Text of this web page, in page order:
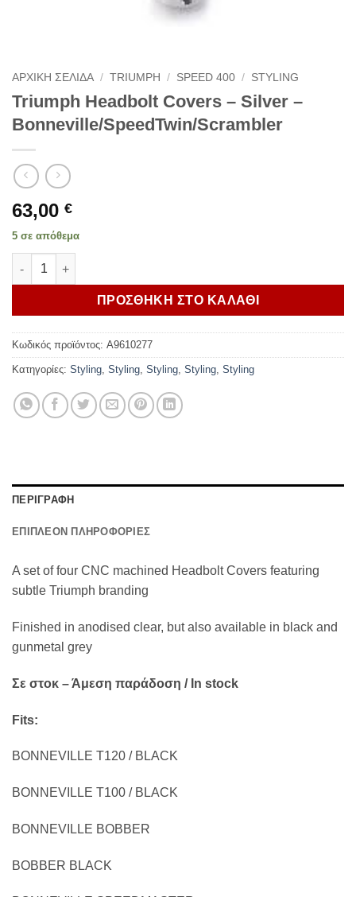
ΑΡΧΙΚΗ ΣΕΛΙΔΑ / TRIUMPH / SPEED 400 / STYLING
Triumph Headbolt Covers – Silver –
Bonneville/SpeedTwin/Scrambler
63,00 €
5 σε απόθεμα
Triumph Headbolt Covers - Silver - Bonneville/SpeedTwin/
ΠΡΟΣΘΗΚΗ ΣΤΟ ΚΑΛΑΘΙ
Κωδικός προϊόντος: A9610277
Κατηγορίες: Styling, Styling, Styling, Styling, Styling
ΠΕΡΙΓΡΑΦΗ
ΕΠΙΠΛΕΟΝ ΠΛΗΡΟΦΟΡΙΕΣ
A set of four CNC machined Headbolt Covers featuring
subtle Triumph branding
Finished in anodised clear, but also available in black and
gunmetal grey
Σε στοκ – Άμεση παράδοση / In stock
Fits:
BONNEVILLE T120 / BLACK
BONNEVILLE T100 / BLACK
BONNEVILLE BOBBER
BOBBER BLACK